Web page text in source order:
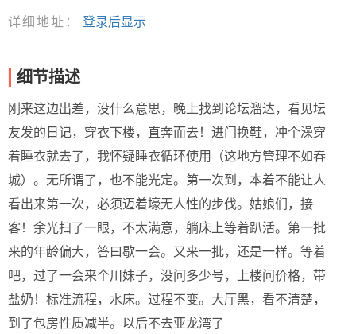
详细地址：
登录后显示
细节描述
刚来这边出差，没什么意思，晚上找到论坛溜达，看见坛
友发的日记，穿衣下楼，直奔而去！进门换鞋，冲个澡穿
着睡衣就去了，我怀疑睡衣循环使用（这地方管理不如春
城）。无所谓了，也不能光定。第一次到，本着不能让人
看出来第一次，必须迈着壕无人性的步伐。姑娘们，接
客！余光扫了一眼，不太满意，躺床上等着趴活。第一批
来的年龄偏大，答曰歇一会。又来一批，还是一样。等着
吧，过了一会来个川妹子，没问多少号，上楼问价格，带
盐奶！标准流程，水床。过程不变。大厅黑，看不清楚，
到了包房性质减半。以后不去亚龙湾了